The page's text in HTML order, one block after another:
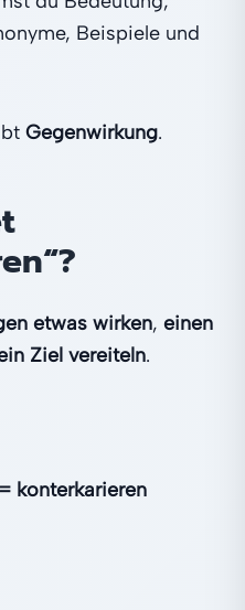
Beispiele und
Gegenwirkung.
etwas wirken, einen
Ziel vereiteln.
konterkarieren